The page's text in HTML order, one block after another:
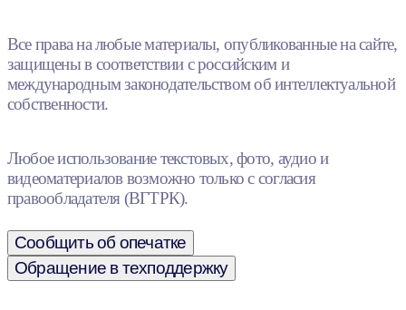
Все права на любые материалы, опубликованные на сайте,
защищены в соответствии с российским и
международным законодательством об интеллектуальной
собственности.
Любое использование текстовых, фото, аудио и
видеоматериалов возможно только с согласия
правообладателя (ВГТРК).
Сообщить об опечатке
Обращение в техподдержку